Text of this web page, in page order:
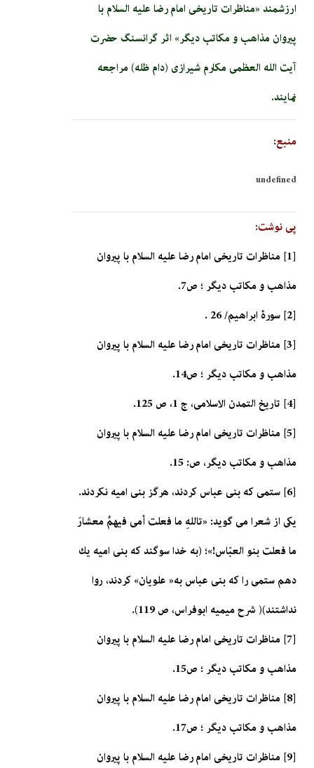
ارزشمند «مناظرات تاريخى امام رضا عليه السلام با
پيروان مذاهب و مكاتب ديگر» اثر گرانسنگ حضرت
آیت الله العظمی مکارم شیرازی (دام ظله) مراجعه
نمایند.
منبع:
undefined
پی نوشت:
[1] مناظرات تاريخى امام رضا عليه السلام با پيروان
مذاهب و مكاتب ديگر ؛ ص7.
[2] سورۀ ابراهيم/ 26 .
[3] مناظرات تاريخى امام رضا عليه السلام با پيروان
مذاهب و مكاتب ديگر ؛ ص14.
[4] تاريخ التمدن الاسلامى، ج 1، ص 125.
[5] مناظرات تاريخى امام رضا عليه السلام با پيروان
مذاهب و مكاتب ديگر، ص: 15.
[6] ستمى كه بنى عباس كردند، هرگز بنى اميه نكردند.
يكى از شعرا مى گويد: «تاللهِ ما فعلت أمى فيهمُ‏ معشارَ
ما فعلت بنو العبّاس!»؛ (به خدا سوگند كه بنى اميه يك
دهم ستمى را كه بنى عباس به« علويان» كردند، روا
نداشتند)( شرح ميميه ابوفراس، ص 119).
[7] مناظرات تاريخى امام رضا عليه السلام با پيروان
مذاهب و مكاتب ديگر ؛ ص15.
[8] مناظرات تاريخى امام رضا عليه السلام با پيروان
مذاهب و مكاتب ديگر ؛ ص17.
[9] مناظرات تاريخى امام رضا عليه السلام با پيروان